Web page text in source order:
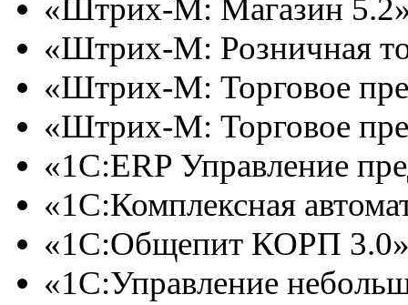
«Штрих-М: Магазин
«Штрих-М: Розничная
«Штрих-М: Торговое
«Штрих-М: Торговое
«1С:ERP Управление
«1С:Комплексная
«1С:Общепит КОРП
«1С:Управление